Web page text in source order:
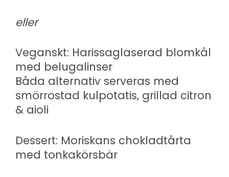
eller
Veganskt: Harissaglaserad blomkål
med belugalinser
Båda alternativ serveras med
smörrostad kulpotatis, grillad citron
& aioli
Dessert: Moriskans chokladtårta
med tonkakörsbär